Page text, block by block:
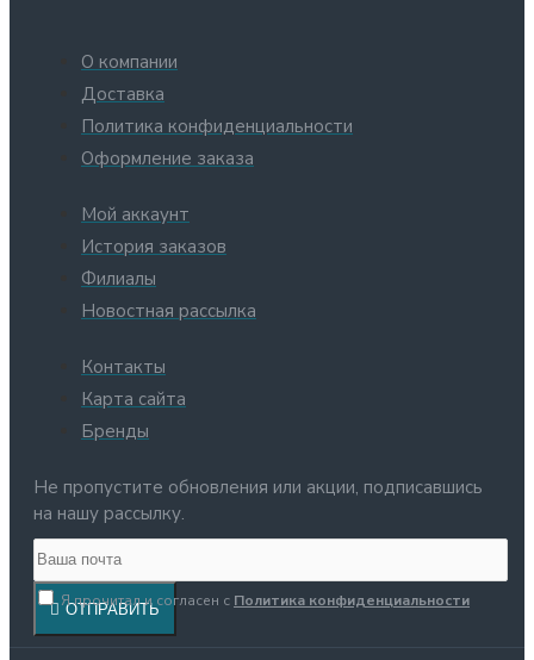
О компании
Доставка
Политика конфиденциальности
Оформление заказа
Мой аккаунт
История заказов
Филиалы
Новостная рассылка
Контакты
Карта сайта
Бренды
Не пропустите обновления или акции, подписавшись
на нашу рассылку.
ОТПРАВИТЬ
Я прочитал и согласен с Политика конфиденциальности